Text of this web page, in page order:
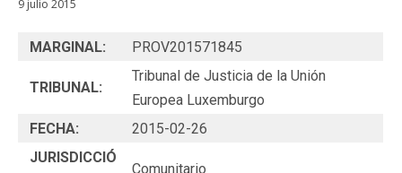
9 julio 2015
MARGINAL: PROV201571845
TRIBUNAL:
Tribunal de Justicia de la Unión
Europea Luxemburgo
FECHA:
2015-02-26
JURISDICCIÓ
Comunitario